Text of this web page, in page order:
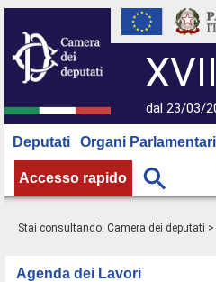
dal 23/03/
Deputati Organi Parlamentari
Accesso rapido
Stai consultando: Camera dei deputati >
Agenda dei Lavori